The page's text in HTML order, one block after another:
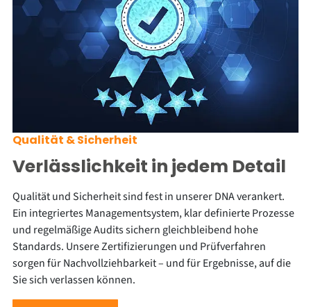
Qualität & Sicherheit
Verlässlichkeit in jedem Detail
Qualität und Sicherheit sind fest in unserer DNA verankert.
Ein integriertes Managementsystem, klar definierte Prozesse
und regelmäßige Audits sichern gleichbleibend hohe
Standards. Unsere Zertifizierungen und Prüfverfahren
sorgen für Nachvollziehbarkeit – und für Ergebnisse, auf die
Sie sich verlassen können.